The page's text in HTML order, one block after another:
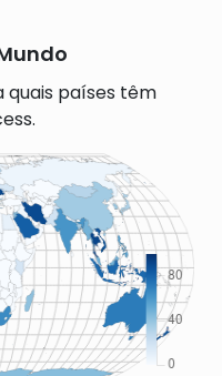
quais países têm